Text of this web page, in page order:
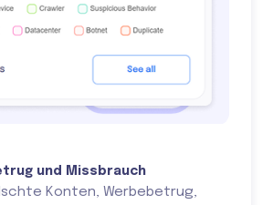
und Missbrauch
Konten, Werbebetrug,